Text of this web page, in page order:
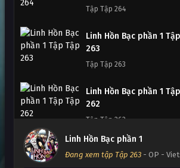
Tập Tập 264
Linh Hồn Bạc phần 1
263
Tập Tập 263
Linh Hồn Bạc phần 1
262
Tập Tập 262
Linh Hồn Bạc phần 1 Tập
261
Linh Hồn Bạc phần 1
Đang xem tập Tập 263 - OP -
Linh Hồn Bạc phần 1